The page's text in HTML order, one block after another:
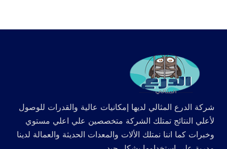
شركة الدرع المثالي لديها إمكانيات عالية والقدرات للوصول
لأعلي النتائج تمتلك الشركة متخصصين علي اعلي مستوي
وخبرات كما اننا نمتلك الألات والمعدات الحديثة والعمالة لدينا